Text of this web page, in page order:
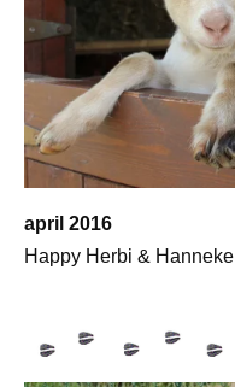
april 2016
Happy Herbi & Hanneke